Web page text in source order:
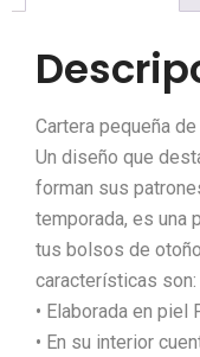
Cartera pequeña
Un diseño que
forman sus
temporada, es una
tus bolsos de
características son:
• Elaborada en piel
• En su interior